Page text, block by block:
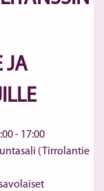
JA
- 17:00
(Tirrolantie